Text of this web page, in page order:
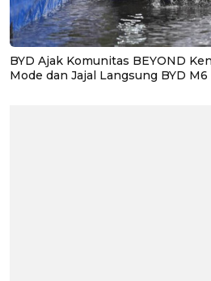
BYD Ajak Komunitas BEYOND
Mode dan Jajal Langsung BYD